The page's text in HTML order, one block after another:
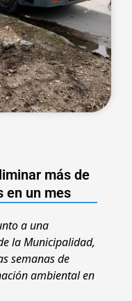
más de
en un mes
a una
la Municipalidad,
semanas de
ambiental en